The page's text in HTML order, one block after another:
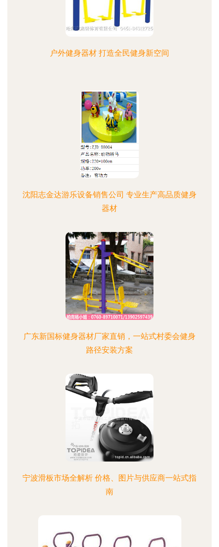
户外健身器材 打造全民健身新空间
沈阳志金达游乐设备销售公司 专业生产高品质健身
器材
广东新国标健身器材厂家直销，一站式村委会健身
路径安装方案
宁波滑板市场全解析 价格、图片与供应商一站式指
南